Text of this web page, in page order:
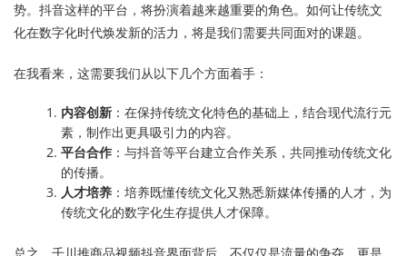
势。抖音这样的平台，将扮演着越来越重要的角色。如何让传统文
化在数字化时代焕发新的活力，将是我们需要共同面对的课题。
在我看来，这需要我们从以下几个方面着手：
内容创新 ：在保持传统文化特色的基础上，结合现代流行元
素，制作出更具吸引力的内容。
平台合作 ：与抖音等平台建立合作关系，共同推动传统文化
的传播。
人才培养 ：培养既懂传统文化又熟悉新媒体传播的人才，为
传统文化的数字化生存提供人才保障。